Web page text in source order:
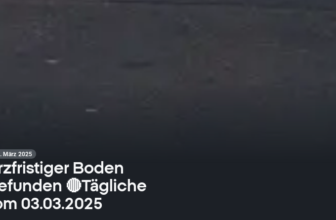
März 2025
Boden
🔴Tägliche
03.03.2025